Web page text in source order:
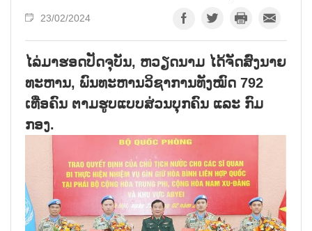
23/02/2024
ໄລ່ມາຮອດປັດຈຸບັນ, ຫວຽດນາມ ໄດ້ຈັດສົ່ງນາຍ
ທະຫານ, ພົນທະຫານວິຊາການທັງໝົດ 792
ເທື່ອຄົນ ຕາມຮູບແບບສ່ວນບຸກຄົນ ແລະ ກົມ
ກອງ.